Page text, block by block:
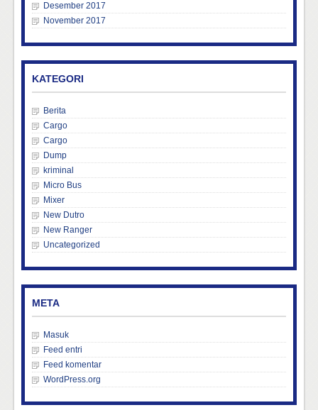
Desember 2017
November 2017
KATEGORI
Berita
Cargo
Cargo
Dump
kriminal
Micro Bus
Mixer
New Dutro
New Ranger
Uncategorized
META
Masuk
Feed entri
Feed komentar
WordPress.org